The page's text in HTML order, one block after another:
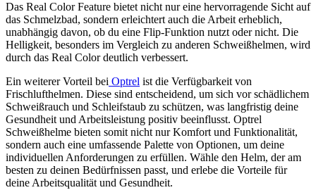
Das Real Color Feature bietet nicht nur eine hervorragende Sicht auf
das Schmelzbad, sondern erleichtert auch die Arbeit erheblich,
unabhängig davon, ob du eine Flip-Funktion nutzt oder nicht. Die
Helligkeit, besonders im Vergleich zu anderen Schweißhelmen, wird
durch das Real Color deutlich verbessert.
Ein weiterer Vorteil bei Optrel ist die Verfügbarkeit von
Frischlufthelmen. Diese sind entscheidend, um sich vor schädlichem
Schweißrauch und Schleifstaub zu schützen, was langfristig deine
Gesundheit und Arbeitsleistung positiv beeinflusst. Optrel
Schweißhelme bieten somit nicht nur Komfort und Funktionalität,
sondern auch eine umfassende Palette von Optionen, um deine
individuellen Anforderungen zu erfüllen. Wähle den Helm, der am
besten zu deinen Bedürfnissen passt, und erlebe die Vorteile für
deine Arbeitsqualität und Gesundheit.